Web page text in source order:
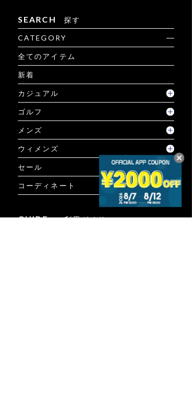
SEARCH 探す
CATEGORY
全てのアイテム
新着
カジュアル
ゴルフ
メンズ
ウィメンズ
セール
コーディネート
GUIDE ご利用ガイド